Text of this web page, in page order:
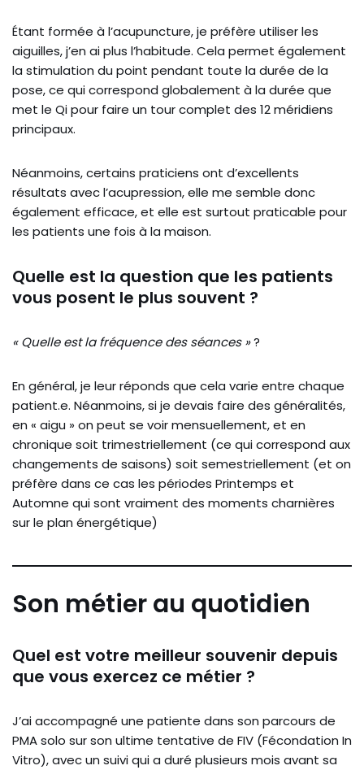
Étant formée à l’acupuncture, je préfère utiliser les
aiguilles, j’en ai plus l’habitude. Cela permet également
la stimulation du point pendant toute la durée de la
pose, ce qui correspond globalement à la durée que
met le Qi pour faire un tour complet des 12 méridiens
principaux.
Néanmoins, certains praticiens ont d’excellents
résultats avec l’acupression, elle me semble donc
également efficace, et elle est surtout praticable pour
les patients une fois à la maison.
Quelle est la question que les patients
vous posent le plus souvent ?
« Quelle est la fréquence des séances »?
En général, je leur réponds que cela varie entre chaque
patient.e. Néanmoins, si je devais faire des généralités,
en « aigu » on peut se voir mensuellement, et en
chronique soit trimestriellement (ce qui correspond aux
changements de saisons) soit semestriellement (et on
préfère dans ce cas les périodes Printemps et
Automne qui sont vraiment des moments charnières
sur le plan énergétique)
Son métier au quotidien
Quel est votre meilleur souvenir depuis
que vous exercez ce métier ?
J’ai accompagné une patiente dans son parcours de
PMA solo sur son ultime tentative de FIV (Fécondation In
Vitro), avec un suivi qui a duré plusieurs mois avant sa